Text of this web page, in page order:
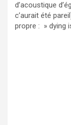
d’acoustique
c’aurait été
propre : » dying